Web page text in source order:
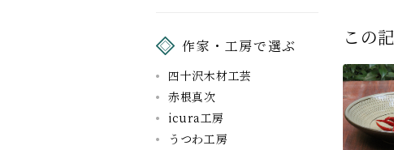
この
作家・工房で選ぶ
四十沢木材工芸
赤根真次
icura工房
うつわ工房